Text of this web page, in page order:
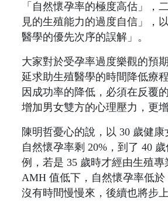
「自然懷孕率的極度高估」，
見的生殖能力的過度自信」，
醫學的優先次序的誤解」。
大家對於受孕率過度樂觀的預
延求助生殖醫學的時間降低療
因成功率的降低，必須在反覆
增加男女雙方的心理壓力，更
陳明哲憂心的說，以 30 歲健康
自然懷孕率剩 20%，到了 40
例，若是 35 歲時才經由生殖專
AMH 值低下，自然懷孕率低於
沒有時間慢慢來，後續也將步